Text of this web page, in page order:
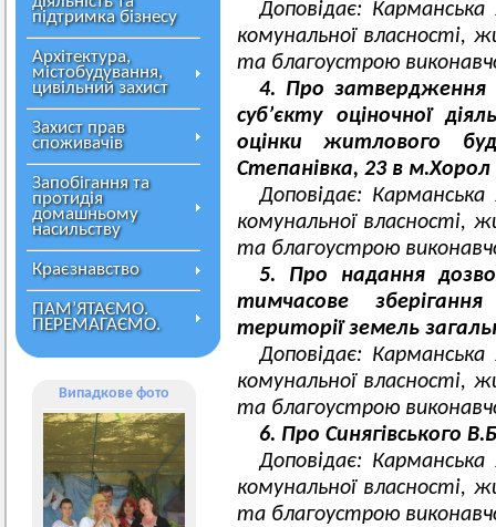
підтримка бізнесу
Архітектура,
містобудування,
цивільний захист
Захист прав
споживачів
Запобігання та
протидія
домашньому
насильству
Краєзнавство
ПАМ’ЯТАЄМО.
ПЕРЕМАГАЄМО.
Випадкове фото
Доповідає:
комунальної власності,
та благоустрою
4. Про затвердження
суб’єкту оціночної
оцінки житлового
Степанівка, 23 в
Доповідає:
комунальної власності,
та благоустрою
5. Про надання
тимчасове
території земель
Доповідає:
комунальної власності,
та благоустрою
6. Про Синягівського
Доповідає:
комунальної власності,
та благоустрою